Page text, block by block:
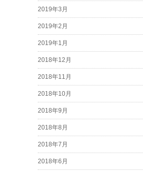
2019年3月
2019年2月
2019年1月
2018年12月
2018年11月
2018年10月
2018年9月
2018年8月
2018年7月
2018年6月